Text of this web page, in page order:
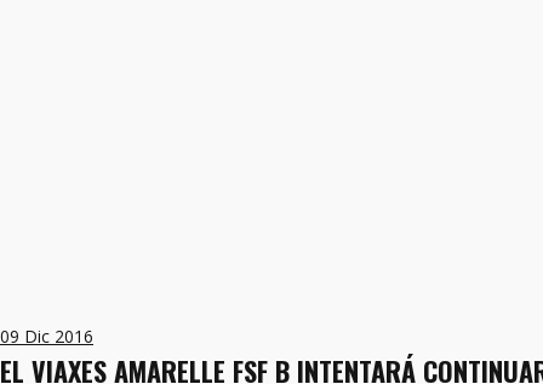
09 Dic 2016
EL VIAXES AMARELLE FSF B INTENTARÁ